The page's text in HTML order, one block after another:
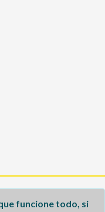
funcione todo, si